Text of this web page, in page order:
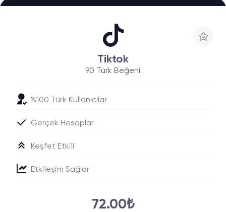
Tiktok
90 Türk Beğeni
%100 Türk Kullanıcılar
Gerçek Hesaplar
Keşfet Etkili
Etkileşim Sağlar
72.00₺